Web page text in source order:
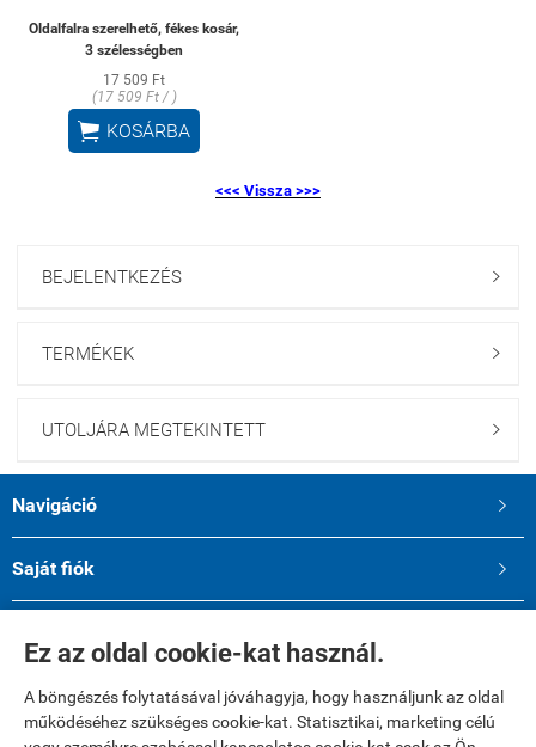
Ez az oldal cookie-kat használ.
A böngészés folytatásával jóváhagyja, hogy használjunk az oldal
működéséhez szükséges cookie-kat. Statisztikai, marketing célú
Oldalfalra szerelhető, fékes kosár,
3 szélességben
17 509 Ft
(17 509 Ft / )
 KOSÁRBA
<<< Vissza >>>
BEJELENTKEZÉS 
TERMÉKEK 
UTOLJÁRA MEGTEKINTETT 
Navigáció 
Saját fiók 